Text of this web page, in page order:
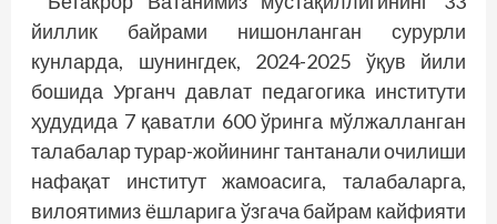
йиллик байрами нишонланган сурурли
кунларда, шунингдек, 2024-2025 ўқув йили
бошида Урганч давлат педагогика институти
ҳудудида 7 қаватли 600 ўринга мўлжалланган
талабалар турар-жойининг тантанали очилиши
нафақат институт жамоасига, талабаларга,
вилоятимиз ёшларига ўзгача байрам кайфияти